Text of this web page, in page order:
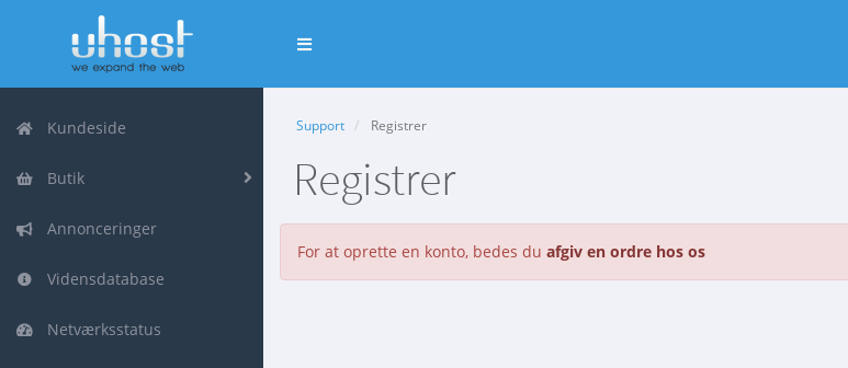
Skift
Kundeside
Butik
Annonceringer
Vidensdatabase
Netværksstatus
Support Registrer
Registrer
For at oprette en konto, bedes du afgiv en ordre hos os